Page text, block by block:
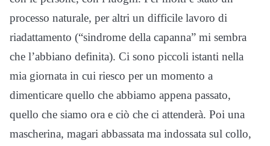
processo naturale, per altri un difficile lavoro di
riadattamento (“sindrome della capanna” mi sembra
che l’abbiano definita). Ci sono piccoli istanti nella
mia giornata in cui riesco per un momento a
dimenticare quello che abbiamo appena passato,
quello che siamo ora e ciò che ci attenderà. Poi una
mascherina, magari abbassata ma indossata sul collo,